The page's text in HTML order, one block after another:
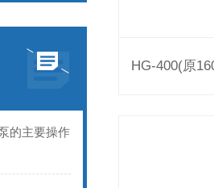
的主要操作